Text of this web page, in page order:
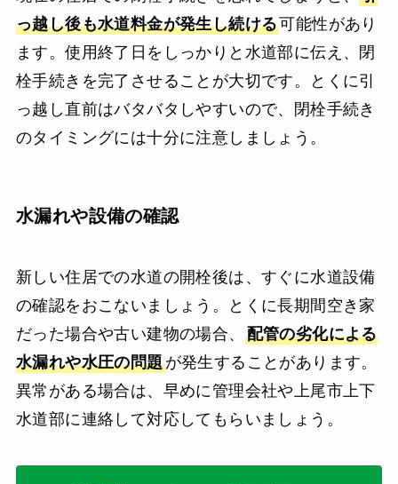
っ越し後も水道料金が発生し続ける可能性があり
ます。使用終了日をしっかりと水道部に伝え、閉
栓手続きを完了させることが大切です。とくに引
っ越し直前はバタバタしやすいので、閉栓手続き
のタイミングには十分に注意しましょう。
水漏れや設備の確認
新しい住居での水道の開栓後は、すぐに水道設備
の確認をおこないましょう。とくに長期間空き家
だった場合や古い建物の場合、 配管の劣化による
水漏れや水圧の問題が発生することがあります。
異常がある場合は、早めに管理会社や上尾市上下
水道部に連絡して対応してもらいましょう。